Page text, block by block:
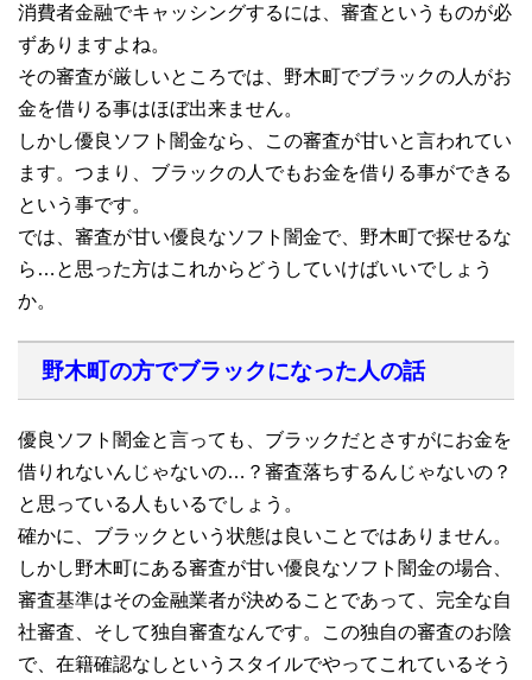
消費者金融でキャッシングするには、審査というものが必
ずありますよね。
その審査が厳しいところでは、野木町でブラックの人がお
金を借りる事はほぼ出来ません。
しかし優良ソフト闇金なら、この審査が甘いと言われてい
ます。つまり、ブラックの人でもお金を借りる事ができる
という事です。
では、審査が甘い優良なソフト闇金で、野木町で探せるな
ら…と思った方はこれからどうしていけばいいでしょう
か。
野木町の方でブラックになった人の話
優良ソフト闇金と言っても、ブラックだとさすがにお金を
借りれないんじゃないの…？審査落ちするんじゃないの？
と思っている人もいるでしょう。
確かに、ブラックという状態は良いことではありません。
しかし野木町にある審査が甘い優良なソフト闇金の場合、
審査基準はその金融業者が決めることであって、完全な自
社審査、そして独自審査なんです。この独自の審査のお陰
で、在籍確認なしというスタイルでやってこれているそう